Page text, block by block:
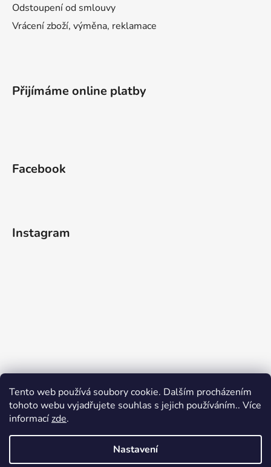
Tento web používá soubory cookie. Dalším procházením
tohoto webu vyjadřujete souhlas s jejich používáním.. Více
informacízde.
Nastavení
Odstoupení od smlouvy
Vrácení zboží, výměna, reklamace
Přijímáme online platby
Facebook
Instagram
Sledovat na Instagramu